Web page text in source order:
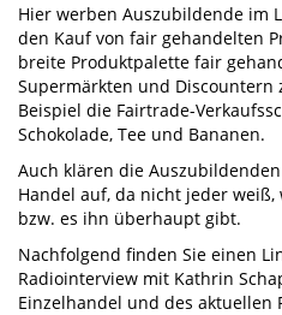
Hier werben Auszubildende im
den Kauf von fair gehandelten
breite Produktpalette fair
Supermärkten und Discountern
Beispiel die Fairtrade-
Schokolade, Tee und Bananen.
Auch klären die
Handel auf, da nicht jeder
bzw. es ihn überhaupt gibt.
Nachfolgend finden Sie einen
Radiointerview mit Kathrin
Einzelhandel und des aktuellen